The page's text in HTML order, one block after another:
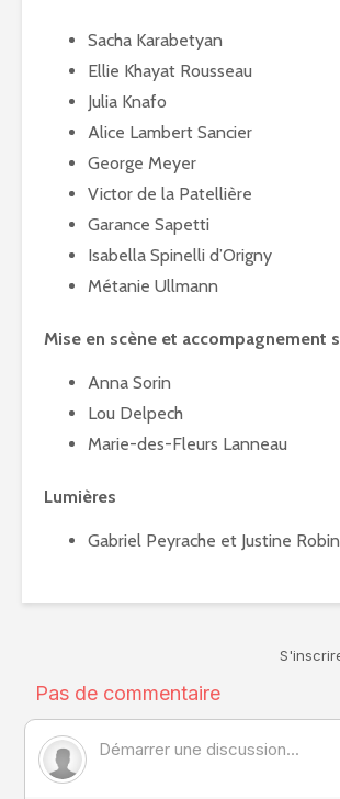
Sacha Karabetyan
Ellie Khayat Rousseau
Julia Knafo
Alice Lambert Sancier
George Meyer
Victor de la Patellière
Garance Sapetti
Isabella Spinelli d’Origny
Métanie Ullmann
Mise en scène et accompagnement
Anna Sorin
Lou Delpech
Marie-des-Fleurs Lanneau
Lumières
Gabriel Peyrache et Justine Robin